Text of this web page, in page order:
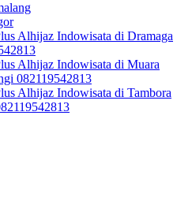
Alhijaz Indowisata di Dramaga
Alhijaz Indowisata di Muara
082119542813
Alhijaz Indowisata di Tambora